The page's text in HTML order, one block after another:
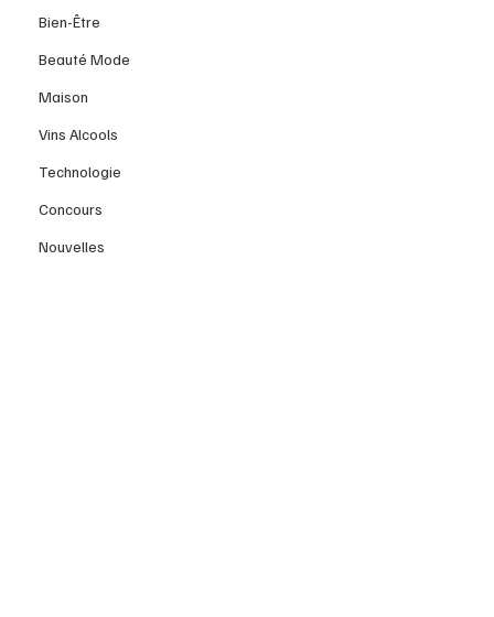
Bien-Être
Beauté Mode
Maison
Vins Alcools
Technologie
Concours
Nouvelles